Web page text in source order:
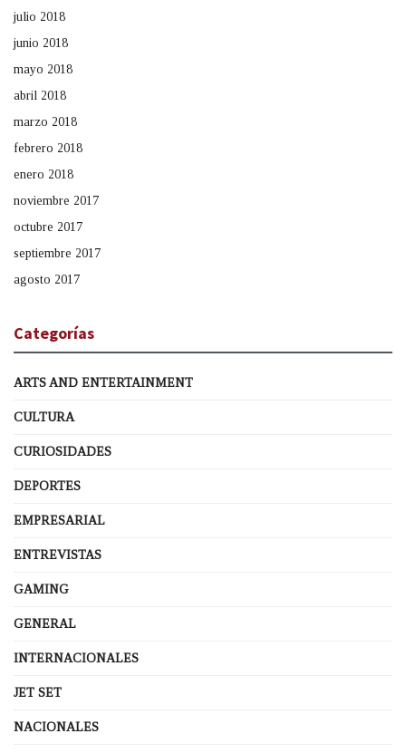
julio 2018
junio 2018
mayo 2018
abril 2018
marzo 2018
febrero 2018
enero 2018
noviembre 2017
octubre 2017
septiembre 2017
agosto 2017
Categorías
ARTS AND ENTERTAINMENT
CULTURA
CURIOSIDADES
DEPORTES
EMPRESARIAL
ENTREVISTAS
GAMING
GENERAL
INTERNACIONALES
JET SET
NACIONALES